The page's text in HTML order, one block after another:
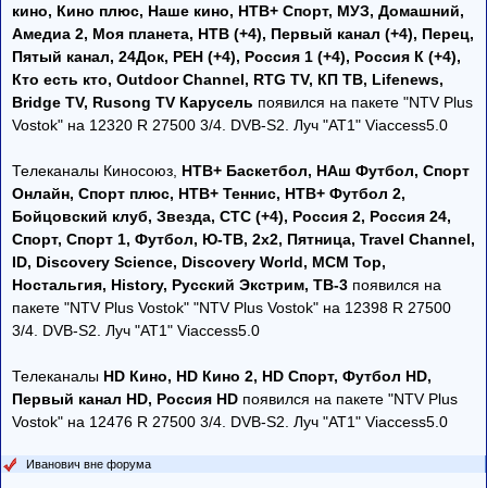
кино, Кино плюс, Наше кино, НТВ+ Спорт, МУЗ, Домашний,
Амедиа 2, Моя планета, НТВ (+4), Первый канал (+4), Перец,
Пятый канал, 24Док, РЕН (+4), Россия 1 (+4), Россия К (+4),
Кто есть кто, Outdoor Channel, RTG TV, КП ТВ, Lifenews,
Bridge TV, Rusong TV Карусель появился на пакете "NTV Plus
Vostok" на 12320 R 27500 3/4. DVB-S2. Луч "AT1" Viaccess5.0
Телеканалы Киносоюз, НТВ+ Баскетбол, НАш Футбол, Спорт
Онлайн, Спорт плюс, НТВ+ Теннис, НТВ+ Футбол 2,
Бойцовский клуб, Звезда, СТС (+4), Россия 2, Россия 24,
Спорт, Спорт 1, Футбол, Ю-ТВ, 2х2, Пятница, Travel Channel,
ID, Discovery Science, Discovery World, MCM Top,
Ностальгия, History, Русский Экстрим, ТВ-3 появился на
пакете "NTV Plus Vostok" "NTV Plus Vostok" на 12398 R 27500
3/4. DVB-S2. Луч "AT1" Viaccess5.0
Телеканалы HD Кино, HD Кино 2, HD Спорт, Футбол HD,
Первый канал HD, Россия HD появился на пакете "NTV Plus
Vostok" на 12476 R 27500 3/4. DVB-S2. Луч "AT1" Viaccess5.0
Иванович вне форума